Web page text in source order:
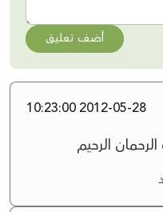
أضف تعليق
2012-05-28 10:23:00
الرحيم